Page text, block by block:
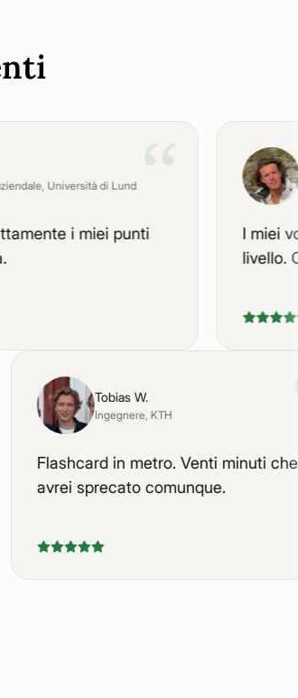
“
, Università di Lund
i miei punti
I miei
livello.
Tobias W.
Ingegnere, KTH
Flashcard in metro. Venti minuti
avrei sprecato comunque.